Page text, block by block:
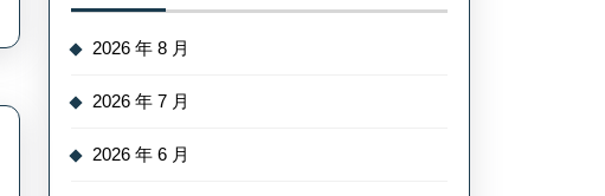
2026 年 8 月
2026 年 7 月
2026 年 6 月